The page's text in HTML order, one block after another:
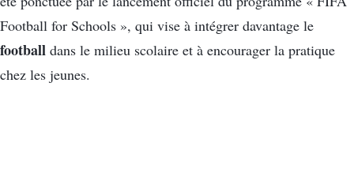
Football for Schools », qui vise à intégrer davantage le
football dans le milieu scolaire et à encourager la pratique
chez les jeunes.